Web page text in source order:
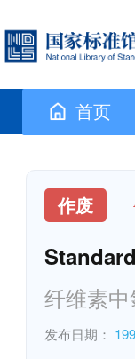
首页
作废
纤维素
发布日期：